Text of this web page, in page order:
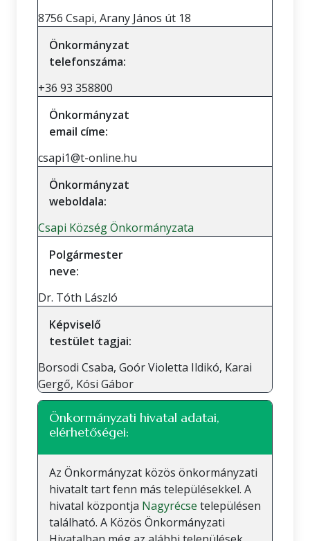
8756 Csapi, Arany János út 18
Önkormányzat
telefonszáma:
+36 93 358800
Önkormányzat
email címe:
csapi1@t-online.hu
Önkormányzat
weboldala:
Csapi Község Önkormányzata
Polgármester
neve:
Dr. Tóth László
Képviselő
testület tagjai:
Borsodi Csaba, Goór Violetta Ildikó, Karai
Gergő, Kósi Gábor
Önkormányzati hivatal adatai,
elérhetőségei:
Az Önkormányzat közös önkormányzati
hivatalt tart fenn más településekkel. A
hivatal központja Nagyrécse településen
található. A Közös Önkormányzati